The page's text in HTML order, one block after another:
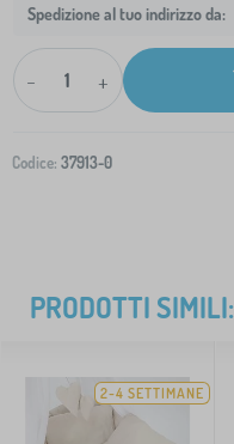
Spedizione al tuo indirizzo da:
- +
Codice: 37913-0
PRODOTTI SIMILI:
2-4 SETTIMANE